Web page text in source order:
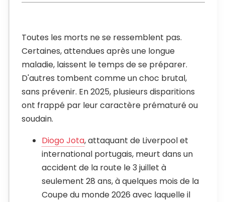
Toutes les morts ne se ressemblent pas.
Certaines, attendues après une longue
maladie, laissent le temps de se préparer.
D'autres tombent comme un choc brutal,
sans prévenir. En 2025, plusieurs disparitions
ont frappé par leur caractère prématuré ou
soudain.
Diogo Jota, attaquant de Liverpool et
international portugais, meurt dans un
accident de la route le 3 juillet à
seulement 28 ans, à quelques mois de la
Coupe du monde 2026 avec laquelle il